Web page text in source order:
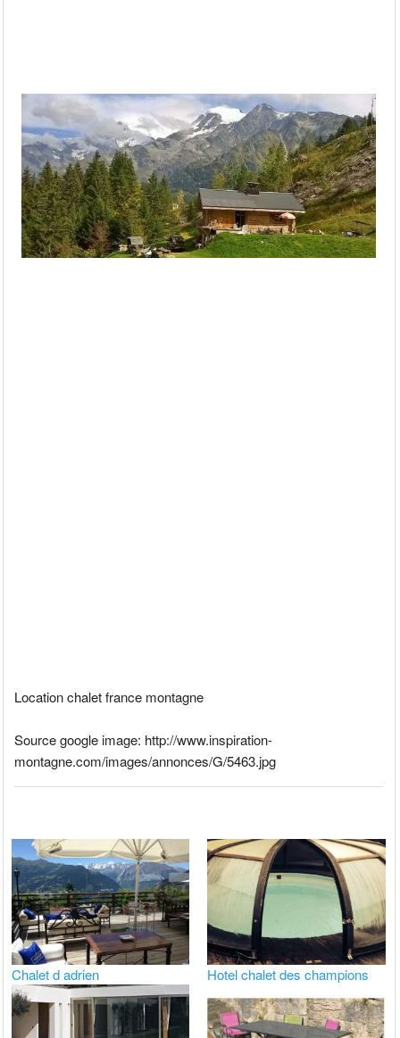
Location chalet france montagne
Source google image: http://www.inspiration-
montagne.com/images/annonces/G/5463.jpg
Chalet d adrien Hotel chalet des champions